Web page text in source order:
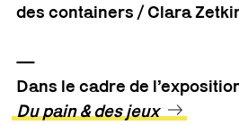
des containers / Clara
—
Dans le cadre de
Du pain & des jeux